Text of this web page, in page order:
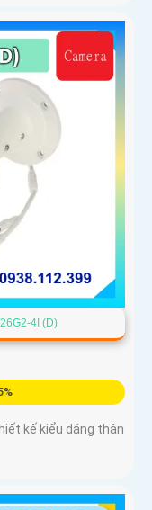
4I (D)
kế kiểu dáng thân